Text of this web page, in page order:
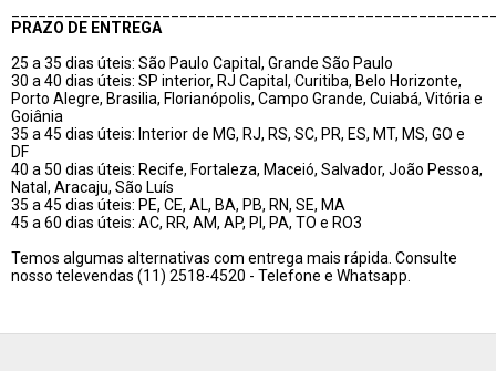
PRAZO DE ENTREGA
25 a 35 dias úteis: São Paulo Capital, Grande São Paulo
30 a 40 dias úteis: SP interior, RJ Capital, Curitiba, Belo Horizonte,
Porto Alegre, Brasilia, Florianópolis, Campo Grande, Cuiabá, Vitória e
Goiânia
35 a 45 dias úteis: Interior de MG, RJ, RS, SC, PR, ES, MT, MS, GO e
DF
40 a 50 dias úteis: Recife, Fortaleza, Maceió, Salvador, João Pessoa,
Natal, Aracaju, São Luís
35 a 45 dias úteis: PE, CE, AL, BA, PB, RN, SE, MA
45 a 60 dias úteis: AC, RR, AM, AP, PI, PA, TO e RO3
Temos algumas alternativas com entrega mais rápida. Consulte
nosso televendas (11) 2518-4520 - Telefone e Whatsapp.